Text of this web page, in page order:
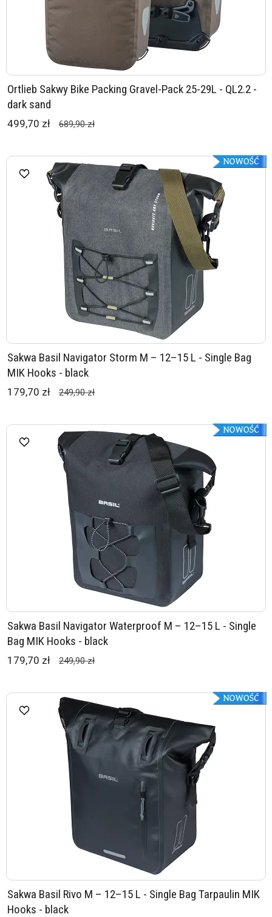
Ortlieb Sakwy Bike Packing Gravel-Pack 25-29L - QL2.2 -
dark sand
499,70 zł 689,90 zł
Sakwa Basil Navigator Storm M – 12–15 L - Single Bag
MIK Hooks - black
179,70 zł 249,90 zł
Sakwa Basil Navigator Waterproof M – 12–15 L - Single
Bag MIK Hooks - black
179,70 zł 249,90 zł
Sakwa Basil Rivo M – 12–15 L - Single Bag Tarpaulin MIK
Hooks - black